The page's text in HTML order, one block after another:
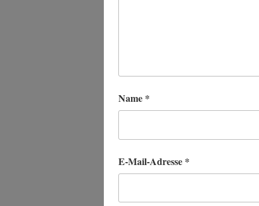
Name *
E-Mail-Adresse *